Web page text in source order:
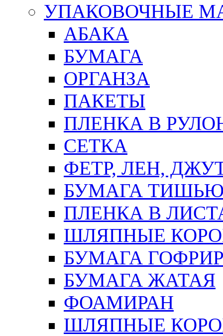
УПАКОВОЧНЫЕ
АБАКА
БУМАГА
ОРГАНЗА
ПАКЕТЫ
ПЛЕНКА В
СЕТКА
ФЕТР, ЛЕН,
БУМАГА
ПЛЕНКА В
ШЛЯПНЫЕ
БУМАГА
БУМАГА ЖАТАЯ
ФОАМИРАН
ШЛЯПНЫЕ